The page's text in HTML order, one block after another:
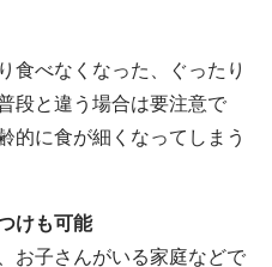
食べなくなった、ぐったり
段と違う場合は要注意で
的に食が細くなってしまう
けも可能
お子さんがいる家庭などで